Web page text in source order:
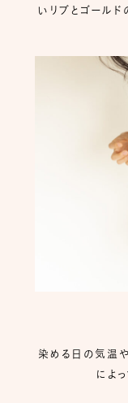
いリブとゴールド
染める日の気温
によ